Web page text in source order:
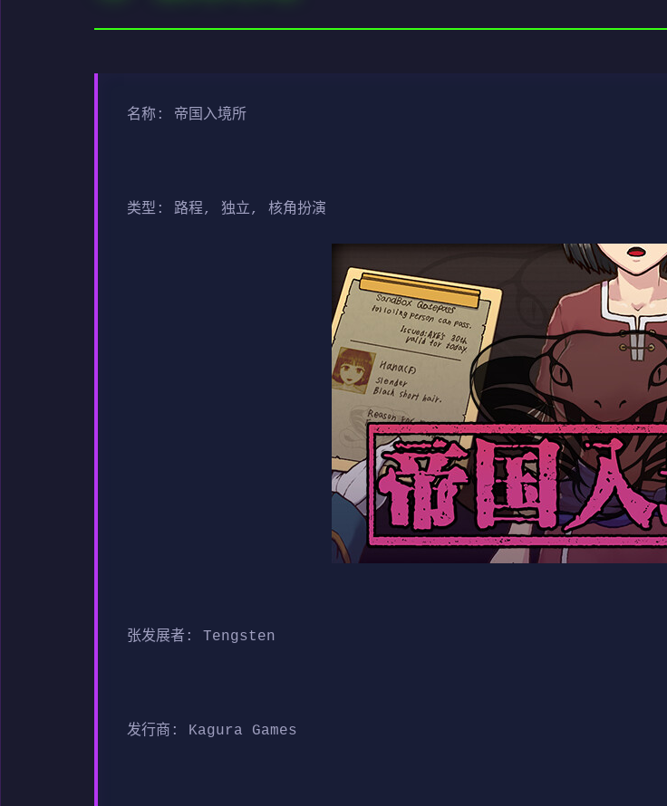
名称: 帝国入境所
类型: 路程, 独立, 核角扮演
张发展者: Tengsten
发行商: Kagura Games